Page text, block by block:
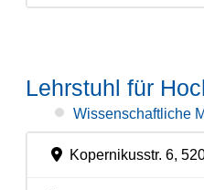
Lehrstuhl für
Wissenschaftliche
Kopernikusstr. 6,